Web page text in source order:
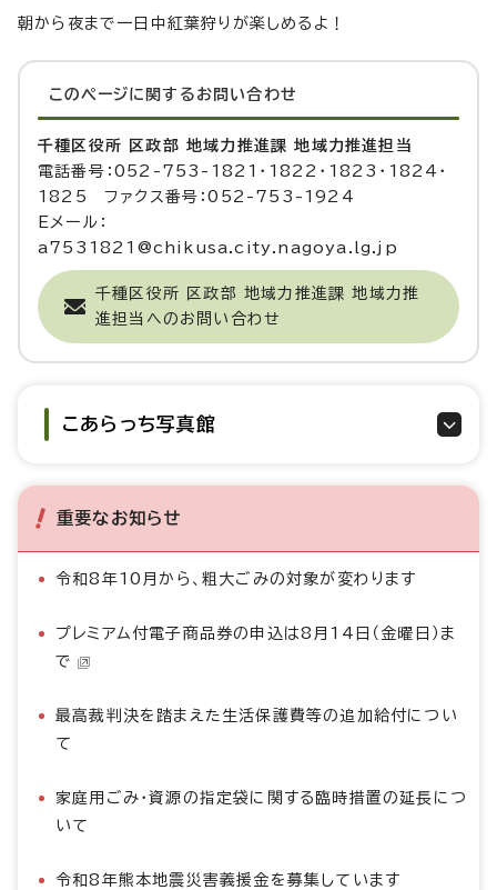
朝から夜まで一日中紅葉狩りが楽しめるよ！
このページに関する お問い合わせ
千種区役所 区政部 地域力推進課 地域力推進担当
電話番号：052-753-1821・1822・1823・1824・
1825 ファクス番号：052-753-1924
Eメール：
a7531821@chikusa.city.nagoya.lg.jp
千種区役所 区政部 地域力推進課 地域力推
進担当へのお問い合わせ
こあらっち写真館
重要なお知らせ
令和8年10月から、粗大ごみの対象が変わります
プレミアム付電子商品券の申込は8月14日（金曜日）ま
で
最高裁判決を踏まえた生活保護費等の追加給付につい
て
家庭用ごみ・資源の指定袋に関する臨時措置の延長につ
いて
令和8年熊本地震災害義援金を募集しています